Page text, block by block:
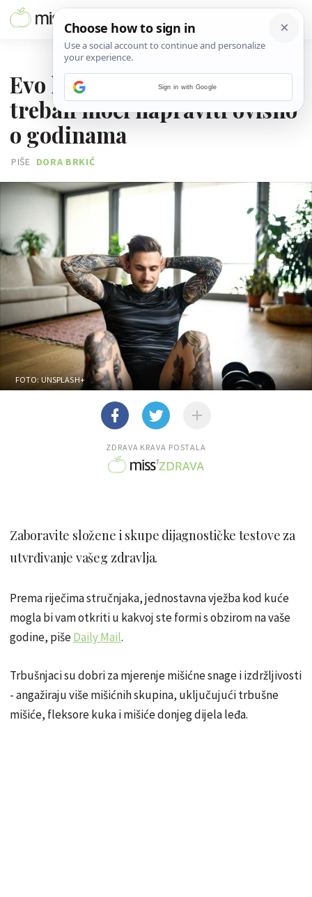
Evo koliko biste trbušnjaka
trebali moći napraviti ovisno
o godinama
PIŠE DORA BRKIĆ
FOTO: UNSPLASH+
ZDRAVA KRAVA POSTALA
Zaboravite složene i skupe dijagnostičke testove za
utvrđivanje vašeg zdravlja.
Prema riječima stručnjaka, jednostavna vježba kod kuće
mogla bi vam otkriti u kakvoj ste formi s obzirom na vaše
godine, pišeDaily Mail.
Trbušnjaci su dobri za mjerenje mišićne snage i izdržljivosti
- angažiraju više mišićnih skupina, uključujući trbušne
mišiće, fleksore kuka i mišiće donjeg dijela leđa.
Sign in with Google